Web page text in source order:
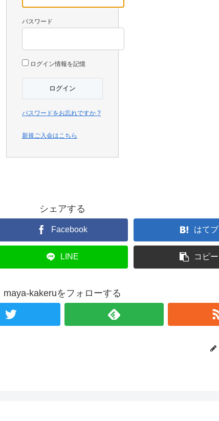
パスワード
ログイン情報を記憶
パスワードをお忘れですか ?
新規ご入会はこちら
シェアする
Facebook はてブ
LINE コピー
maya-kakeruをフォローする